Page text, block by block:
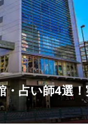
占い師4選